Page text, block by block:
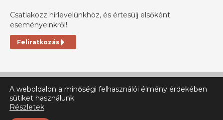
Csatlakozz hírlevelünkhöz, és értesülj elsőként
eseményeinkről!
Feliratkozás
A weboldalon a minőségi felhasználói élmény érdekében
sütiket használunk.
Részletek